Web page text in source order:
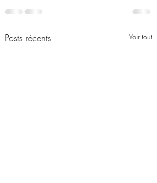
Posts récents Voir tout